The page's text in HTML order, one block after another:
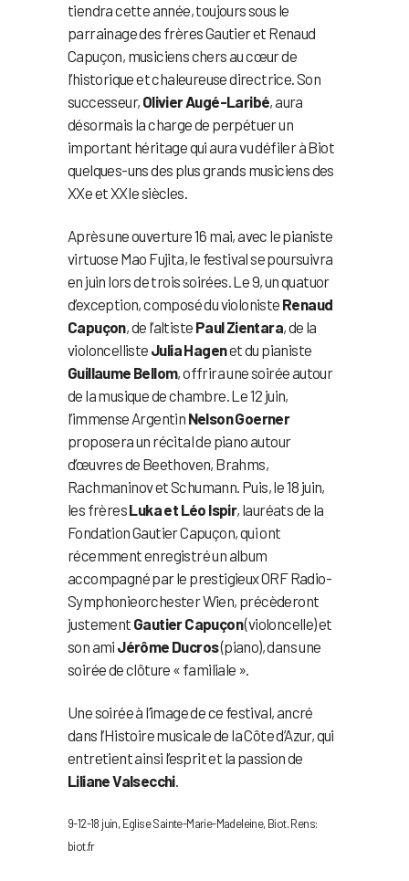
tiendra cette année, toujours sous le
parrainage des frères Gautier et Renaud
Capuçon, musiciens chers au cœur de
l’historique et chaleureuse directrice. Son
successeur, Olivier Augé-Laribé, aura
désormais la charge de perpétuer un
important héritage qui aura vu défiler à Biot
quelques-uns des plus grands musiciens des
XXe et XXIe siècles.
Après une ouverture 16 mai, avec le pianiste
virtuose Mao Fujita, le festival se poursuivra
en juin lors de trois soirées. Le 9, un quatuor
d’exception, composé du violoniste Renaud
Capuçon, de l’altiste Paul Zientara, de la
violoncelliste Julia Hagenet du pianiste
Guillaume Bellom, offrira une soirée autour
de la musique de chambre. Le 12 juin,
l’immense Argentin Nelson Goerner
proposera un récital de piano autour
d’œuvres de Beethoven, Brahms,
Rachmaninov et Schumann. Puis, le 18 juin,
les frèresLuka et Léo Ispir, lauréats de la
Fondation Gautier Capuçon, qui ont
récemment enregistré un album
accompagné par le prestigieux ORF Radio-
Symphonieorchester Wien, précèderont
justement Gautier Capuçon(violoncelle) et
son ami Jérôme Ducros(piano), dans une
soirée de clôture « familiale ».
Une soirée à l’image de ce festival, ancré
dans l’Histoire musicale de la Côte d’Azur, qui
entretient ainsi l’esprit et la passion de
Liliane Valsecchi.
9-12-18 juin, Eglise Sainte-Marie-Madeleine, Biot. Rens:
biot.fr